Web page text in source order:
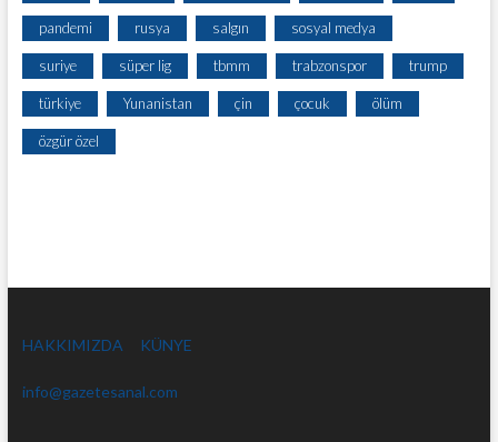
pandemi rusya salgın sosyal medya
suriye süper lig tbmm trabzonspor trump
türkiye Yunanistan çin çocuk ölüm
özgür özel
HAKKIMIZDA KÜNYE
info@gazetesanal.com